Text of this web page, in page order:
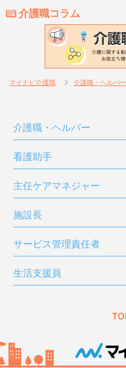
介護職コラム
マイナビ介護職 介護職・ヘルパ
介護職・ヘルパー
看護助手
主任ケアマネジャー
施設長
サービス管理責任者
生活支援員